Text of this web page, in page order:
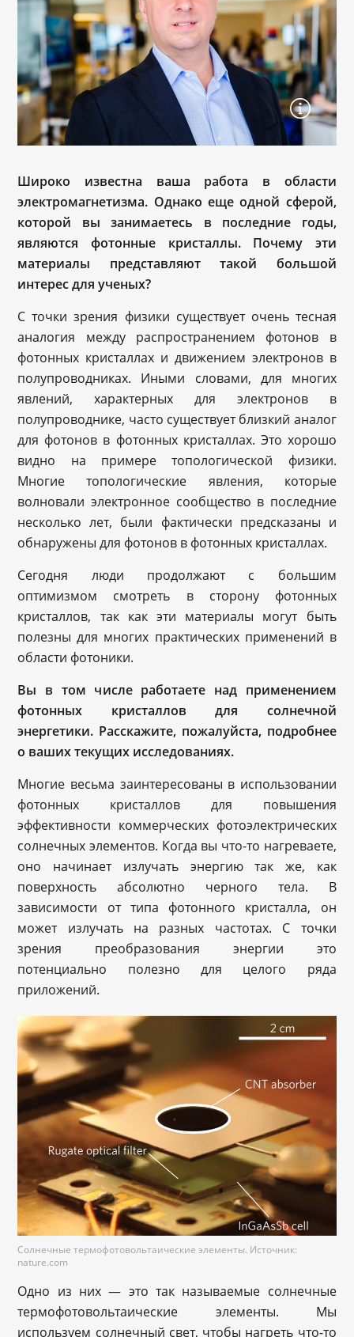
Широко известна ваша работа в области
электромагнетизма. Однако еще одной сферой,
которой вы занимаетесь в последние годы,
являются фотонные кристаллы. Почему эти
материалы представляют такой большой
интерес для ученых?
С точки зрения физики существует очень тесная
аналогия между распространением фотонов в
фотонных кристаллах и движением электронов в
полупроводниках. Иными словами, для многих
явлений, характерных для электронов в
полупроводнике, часто существует близкий аналог
для фотонов в фотонных кристаллах. Это хорошо
видно на примере топологической физики.
Многие топологические явления, которые
волновали электронное сообщество в последние
несколько лет, были фактически предсказаны и
обнаружены для фотонов в фотонных кристаллах.
Сегодня люди продолжают с большим
оптимизмом смотреть в сторону фотонных
кристаллов, так как эти материалы могут быть
полезны для многих практических применений в
области фотоники.
Вы в том числе работаете над применением
фотонных кристаллов для солнечной
энергетики. Расскажите, пожалуйста, подробнее
о ваших текущих исследованиях.
Многие весьма заинтересованы в использовании
фотонных кристаллов для повышения
эффективности коммерческих фотоэлектрических
солнечных элементов. Когда вы что-то нагреваете,
оно начинает излучать энергию так же, как
поверхность абсолютно черного тела. В
зависимости от типа фотонного кристалла, он
может излучать на разных частотах. С точки
зрения преобразования энергии это
потенциально полезно для целого ряда
приложений.
Солнечные термофотовольтаические элементы. Источник:
nature.com
Одно из них — это так называемые солнечные
термофотовольтаические элементы. Мы
используем солнечный свет, чтобы нагреть что-то